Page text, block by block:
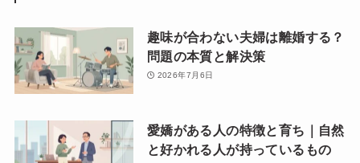
趣味が合わない夫婦は離婚する？
問題の本質と解決策
2026年7月6日
愛嬌がある人の特徴と育ち｜自然
と好かれる人が持っているもの